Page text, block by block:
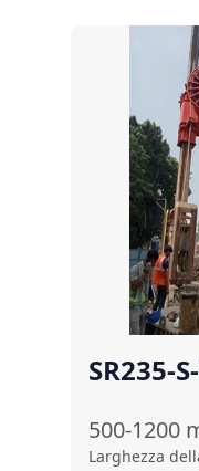
SR235-
500-1200
Larghezza